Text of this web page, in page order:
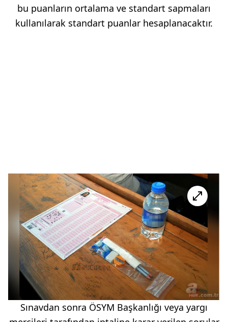
bu puanların ortalama ve standart sapmaları
kullanılarak standart puanlar hesaplanacaktır.
Sınavdan sonra ÖSYM Başkanlığı veya yargı